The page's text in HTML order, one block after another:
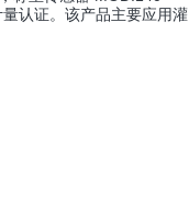
认证。该产品主要应用灌